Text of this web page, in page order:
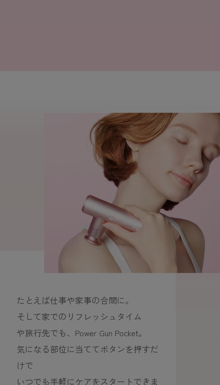
たとえば仕事や家事の合間に。
そして家でのリフレッシュタイム
や旅行先でも、Power Gun Pocket。
気になる部位に当ててボタンを押すだ
けで
いつでも手軽にケアをスタートできま